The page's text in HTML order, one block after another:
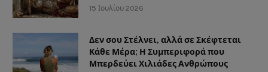
15 Ιουλίου 2026
Δεν σου Στέλνει, αλλά σε Σκέφτεται
Κάθε Μέρα; Η Συμπεριφορά που
Μπερδεύει Χιλιάδες Ανθρώπους